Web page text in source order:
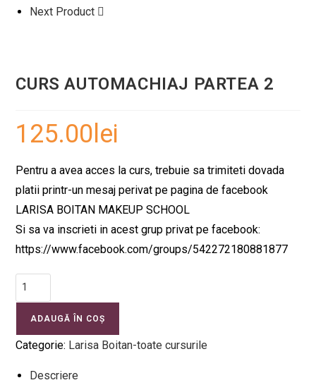
Next Product
CURS AUTOMACHIAJ PARTEA 2
125.00 lei
Pentru a avea acces la curs, trebuie sa trimiteti dovada
platii printr-un mesaj perivat pe pagina de facebook
LARISA BOITAN MAKEUP SCHOOL
Si sa va inscrieti in acest grup privat pe facebook:
https://www.facebook.com/groups/542272180881877
ADAUGĂ ÎN COȘ
Categorie: Larisa Boitan-toate cursurile
Descriere